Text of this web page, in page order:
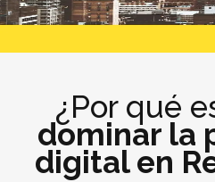
¿Por qué
dominar la
digital en